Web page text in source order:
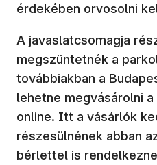
érdekében orvosolni
A javaslatcsomagja
megszüntetnék a
továbbiakban a
lehetne megvásárolni
online. Itt a vásárlók
részesülnének abban
bérlettel is